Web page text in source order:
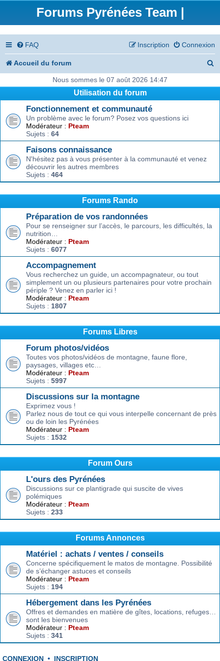
Forums Pyrénées Team |
FAQ Connexion
Inscription
Accueil du forum
e
Nous sommes le 07 août 2026 14:47
Utilisation du forum
Fonctionnement et communauté
Un problème avec le forum? Posez vos questions ici
Modérateur : Pteam
Sujets : 64
Faisons connaissance
N'hésitez pas à vous présenter à la communauté et venez
découvrir les autres membres
Sujets : 464
Forums Rando
Préparation de vos randonnées
Pour se renseigner sur l’accès, le parcours, les difficultés, la
nutrition…
Modérateur : Pteam
Sujets : 6077
Accompagnement
Vous recherchez un guide, un accompagnateur, ou tout
simplement un ou plusieurs partenaires pour votre prochain
périple ? Venez en parler ici !
Modérateur : Pteam
Sujets : 1807
Forums Libres
Forum photos/vidéos
Toutes vos photos/vidéos de montagne, faune flore,
paysages, villages etc…
Modérateur : Pteam
Sujets : 5997
Discussions sur la montagne
Exprimez vous !
Parlez nous de tout ce qui vous interpelle concernant de près
ou de loin les Pyrénées
Modérateur : Pteam
Sujets : 1532
Forum Ours
L'ours des Pyrénées
Discussions sur ce plantigrade qui suscite de vives
polémiques
Modérateur : Pteam
Sujets : 233
Forums Annonces
Matériel : achats / ventes / conseils
Concerne spécifiquement le matos de montagne. Possibilité
de s’échanger astuces et conseils
Modérateur : Pteam
Sujets : 194
Hébergement dans les Pyrénées
Offres et demandes en matière de gîtes, locations, refuges…
sont les bienvenues
Modérateur : Pteam
Sujets : 341
CONNEXION • INSCRIPTION